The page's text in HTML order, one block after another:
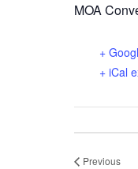
MOA
+
+ iCal
Previous